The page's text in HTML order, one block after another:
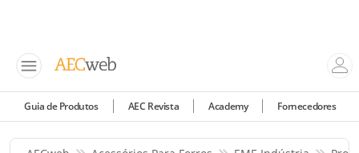
Guia de Produtos AEC Revista Academy Fornecedores